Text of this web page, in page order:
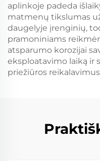
aplinkoje padeda
matmenų tikslumas
daugelyje įrenginių,
pramoniniams
atsparumo korozijai
eksploatavimo laiką ir
priežiūros